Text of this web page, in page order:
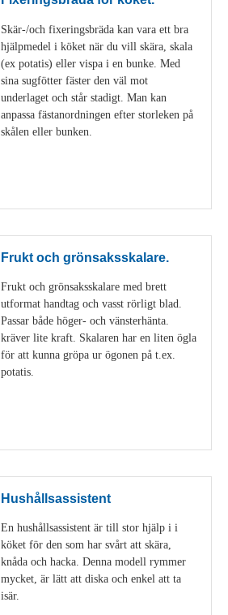
Skär-/och fixeringsbräda kan vara ett bra
hjälpmedel i köket när du vill skära, skala
(ex potatis) eller vispa i en bunke. Med
sina sugfötter fäster den väl mot
underlaget och står stadigt. Man kan
anpassa fästanordningen efter storleken på
skålen eller bunken.
Frukt och grönsaksskalare.
Frukt och grönsaksskalare med brett
utformat handtag och vasst rörligt blad.
Passar både höger- och vänsterhänta.
kräver lite kraft. Skalaren har en liten ögla
för att kunna gröpa ur ögonen på t.ex.
potatis.
Hushållsassistent
En hushållsassistent är till stor hjälp i i
köket för den som har svårt att skära,
knåda och hacka. Denna modell rymmer
mycket, är lätt att diska och enkel att ta
isär.